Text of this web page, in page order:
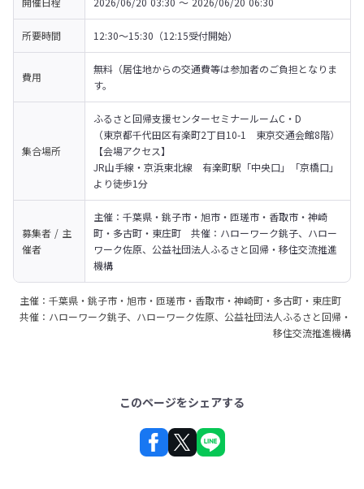
所要時間 12:30～15:30（12:15受付開始）
費用
無料（居住地からの交通費等は参加者のご負担となりま
す。
集合場所
ふるさと回帰支援センターセミナールームC・D
（東京都千代田区有楽町2丁目10-1　東京交通会館8階）
【会場アクセス】
JR山手線・京浜東北線　有楽町駅「中央口」「京橋口」
より徒歩1分
募集者 / 主
催者
主催：千葉県・銚子市・旭市・匝瑳市・香取市・神崎
町・多古町・東庄町　共催：ハローワーク銚子、ハロー
ワーク佐原、公益社団法人ふるさと回帰・移住交流推進
機構
主催：千葉県・銚子市・旭市・匝瑳市・香取市・神崎町・多古町・東庄町
共催：ハローワーク銚子、ハローワーク佐原、公益社団法人ふるさと回帰・
移住交流推進機構
このページをシェアする